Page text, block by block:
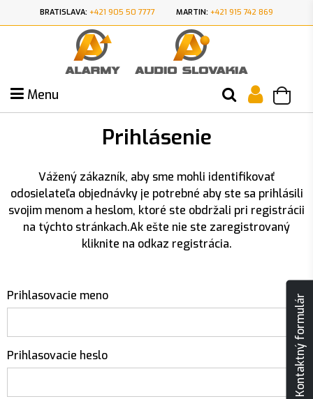
BRATISLAVA: +421 905 50 7777 MARTIN: +421 915 742 869
Menu
Prihlásenie
Vážený zákazník, aby sme mohli identifikovať
odosielateľa objednávky je potrebné aby ste sa prihlásili
svojim menom a heslom, ktoré ste obdržali pri registrácii
na týchto stránkach.Ak ešte nie ste zaregistrovaný
kliknite na odkaz registrácia.
Prihlasovacie meno
Prihlasovacie heslo Kontaktný formulár